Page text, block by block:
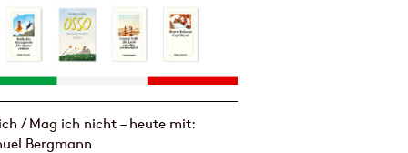
/ Mag ich nicht – heute mit:
Bergmann